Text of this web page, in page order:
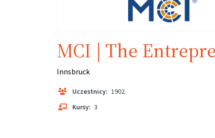
MCI | The
Innsbruck
Uczestnicy: 1902
Kursy: 3